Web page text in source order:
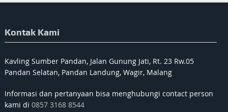
Kontak Kami
Kavling Sumber Pandan, Jalan Gunung Jati, Rt. 23 Rw.05
Pandan Selatan, Pandan Landung, Wagir, Malang
Informasi dan pertanyaan bisa menghubungi contact person
kami di 0857 3168 8544